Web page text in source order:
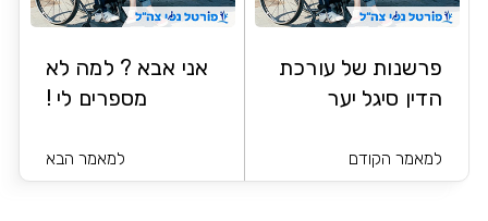
פרשנות של עורכת
הדין סיגל יער
למאמר הקודם
אני אבא ? למה לא
מספרים לי !
למאמר הבא